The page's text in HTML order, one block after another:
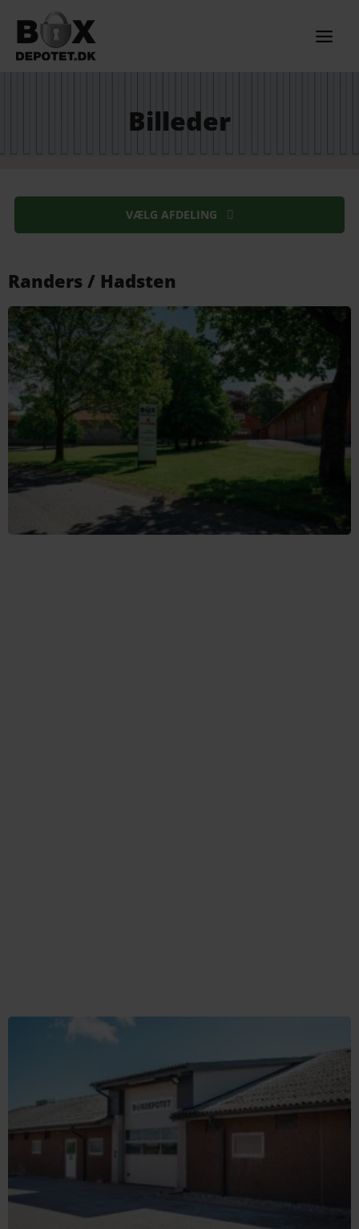
indholdet
Billeder
VÆLG AFDELING
Randers / Hadsten